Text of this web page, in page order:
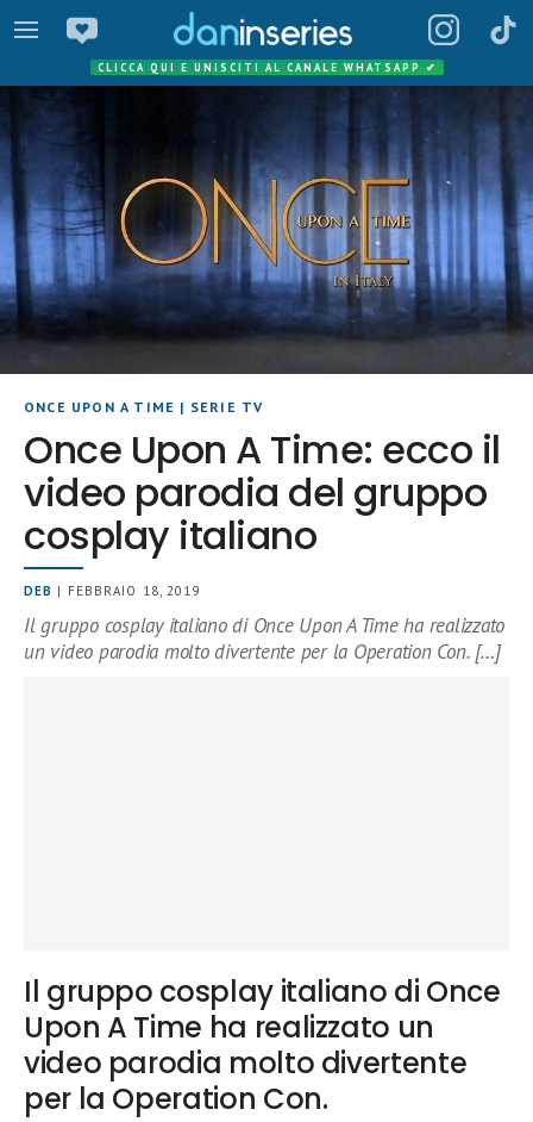
CLICCA QUI E UNISCITI AL CANALE WHATSAPP ✔
ONCE UPON A TIME | SERIE TV
Once Upon A Time: ecco il
video parodia del gruppo
cosplay italiano
DEB | FEBBRAIO 18, 2019
Il gruppo cosplay italiano di Once Upon A Time ha realizzato
un video parodia molto divertente per la Operation Con. […]
Il gruppo cosplay italiano di Once
Upon A Time ha realizzato un
video parodia molto divertente
per la Operation Con.